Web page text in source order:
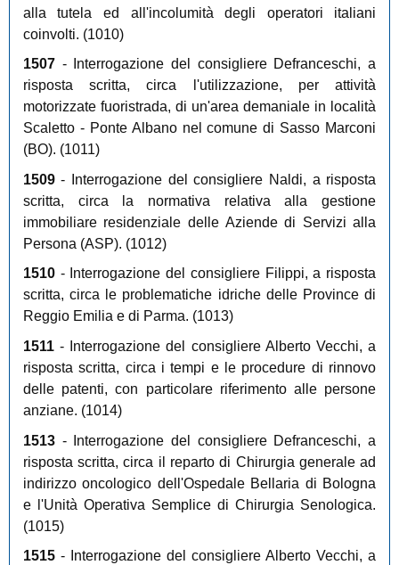
alla tutela ed all'incolumità degli operatori italiani
coinvolti. (1010)
1507- Interrogazione del consigliere Defranceschi, a
risposta scritta, circa l'utilizzazione, per attività
motorizzate fuoristrada, di un'area demaniale in località
Scaletto - Ponte Albano nel comune di Sasso Marconi
(BO). (1011)
1509- Interrogazione del consigliere Naldi, a risposta
scritta, circa la normativa relativa alla gestione
immobiliare residenziale delle Aziende di Servizi alla
Persona (ASP). (1012)
1510- Interrogazione del consigliere Filippi, a risposta
scritta, circa le problematiche idriche delle Province di
Reggio Emilia e di Parma. (1013)
1511- Interrogazione del consigliere Alberto Vecchi, a
risposta scritta, circa i tempi e le procedure di rinnovo
delle patenti, con particolare riferimento alle persone
anziane. (1014)
1513- Interrogazione del consigliere Defranceschi, a
risposta scritta, circa il reparto di Chirurgia generale ad
indirizzo oncologico dell'Ospedale Bellaria di Bologna
e l'Unità Operativa Semplice di Chirurgia Senologica.
(1015)
1515- Interrogazione del consigliere Alberto Vecchi, a